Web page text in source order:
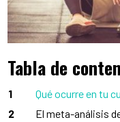
Tabla de
1
Qué ocurre en tu
2
El meta-análisis